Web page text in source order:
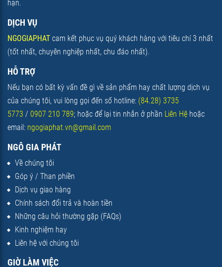
hạn.
DỊCH VỤ
NGOGIAPHAT cam kết phục vụ quý khách hàng với tiêu chí 3 nhất
(tốt nhất, chuyên nghiệp nhất, chu đáo nhất).
HỖ TRỢ
Nếu bạn có bất kỳ vấn đề gì về sản phẩm hay chất lượng dịch vụ
của chúng tôi, vui lòng gọi đến số hotline: (84.28) 3735
5773 / 0907 210 789; hoặc để lại tin nhắn ở phần Liên Hệ hoặc
email: ngogiaphat.vn@gmail.com
NGÔ GIA PHÁT
Về chúng tôi
Góp ý / Than phiền
Dịch vụ giao hàng
Chính sách đổi trả và hoàn tiền
Những câu hỏi thường gặp (FAQs)
Kinh nghiệm hay
Liên hệ với chúng tôi
GIỜ LÀM VIỆC